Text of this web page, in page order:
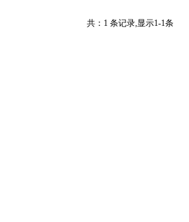
共：1 条记录,显示1-1条